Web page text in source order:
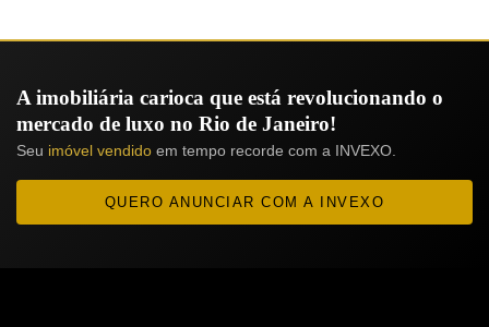
A imobiliária carioca que está revolucionando o
mercado de luxo no Rio de Janeiro!
Seu imóvel vendido em tempo recorde com a INVEXO.
QUERO ANUNCIAR COM A INVEXO